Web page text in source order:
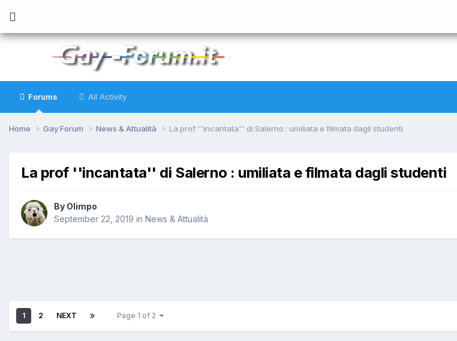
Forums All Activity
Home Gay Forum News & Attualità La prof ''incantata'' di Salerno : umiliata e filmata dagli studenti
La prof ''incantata'' di Salerno : umiliata e filmata dagli studenti
By Olimpo
September 22, 2019 in News & Attualità
1 2 NEXT Page 1 of 2